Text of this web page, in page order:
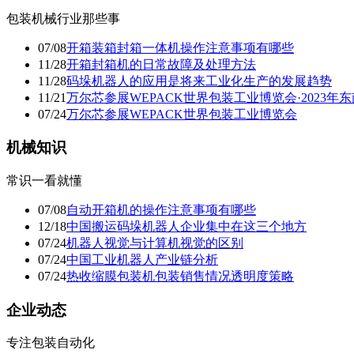
包装机械行业那些事
07/08开箱装箱封箱一体机操作注意事项有哪些
11/28开箱封箱机的日常故障及处理方法
11/28码垛机器人的应用是将来工业化生产的发展趋势
11/21万尔芯参展WEPACK世界包装工业博览会·2023年
07/24万尔芯参展WEPACK世界包装工业博览会
机械知识
常识一看就懂
07/08自动开箱机的操作注意事项有哪些
12/18中国搬运码垛机器人企业集中在这三个地方
07/24机器人视觉与计算机视觉的区别
07/24中国工业机器人产业链分析
07/24热收缩膜包装机包装销售情况透明度策略
企业动态
专注包装自动化